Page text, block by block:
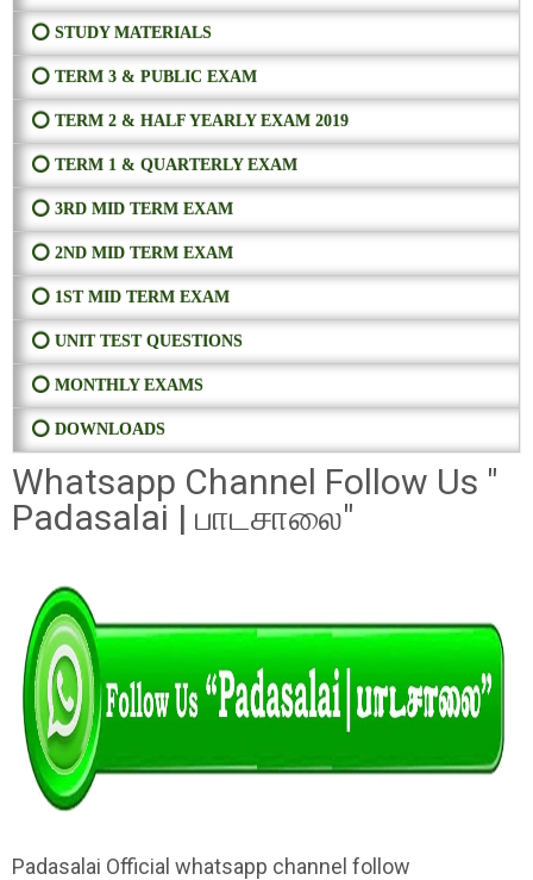
⭕ STUDY MATERIALS
⭕ TERM 3 & PUBLIC EXAM
⭕ TERM 2 & HALF YEARLY EXAM 2019
⭕ TERM 1 & QUARTERLY EXAM
⭕ 3RD MID TERM EXAM
⭕ 2ND MID TERM EXAM
⭕ 1ST MID TERM EXAM
⭕ UNIT TEST QUESTIONS
⭕ MONTHLY EXAMS
⭕ DOWNLOADS
Whatsapp Channel Follow Us "
Padasalai | பாடசாலை"
Padasalai Official whatsapp channel follow